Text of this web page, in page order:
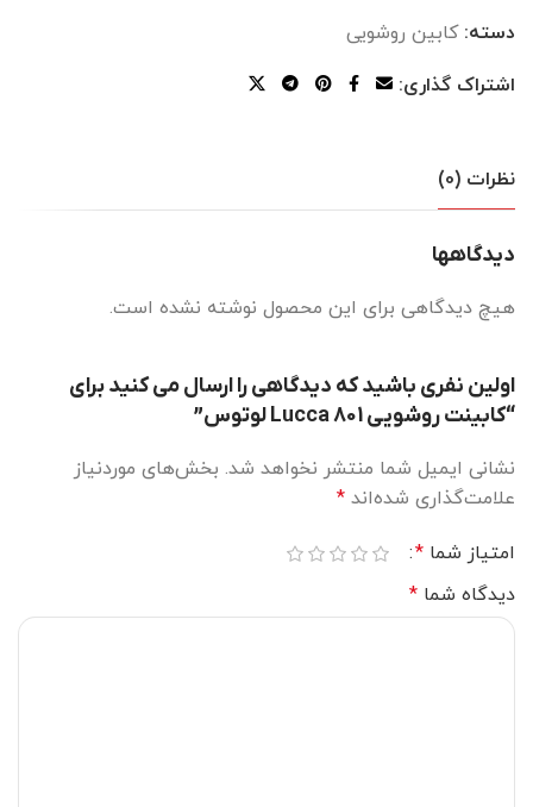
دسته:کابین روشویی
اشتراک گذاری:
نظرات (0)
دیدگاهها
هیچ دیدگاهی برای این محصول نوشته نشده است.
اولین نفری باشید که دیدگاهی را ارسال می کنید برای
“کابینت روشویی Lucca 801 لوتوس”
نشانی ایمیل شما منتشر نخواهد شد. بخش‌های موردنیاز
علامت‌گذاری شده‌اند *
امتیاز شما *
دیدگاه شما *